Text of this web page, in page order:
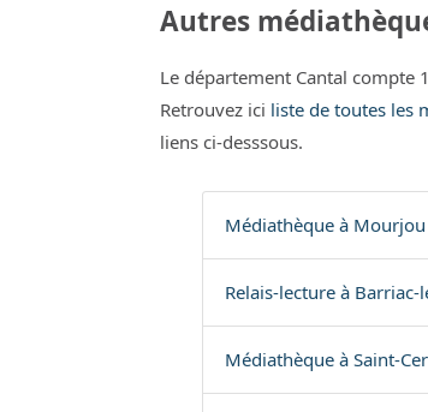
Autres
Le département Cantal compte
Retrouvez ici liste de toutes les
liens ci-desssous.
Médiathèque à
Relais-lecture à Barriac-
Médiathèque à Saint-